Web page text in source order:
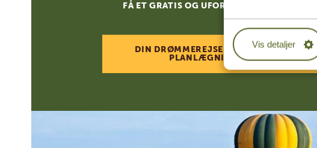
Vis detaljer
FÅ ET GRATIS OG UFORPLIGTENDE TILBUD
DIN DRØMMEREJSE VENTER – START
PLANLÆGNINGEN NU